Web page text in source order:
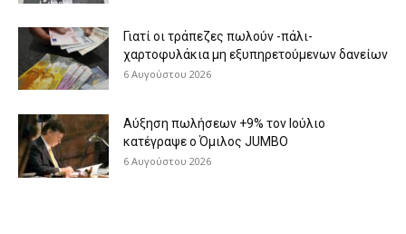
Γιατί οι τράπεζες πωλούν -πάλι-
χαρτοφυλάκια μη εξυπηρετούμενων δανείων
6 Αυγούστου 2026
Aύξηση πωλήσεων +9% τον Ιούλιο
κατέγραψε ο Όμιλος JUMBO
6 Αυγούστου 2026